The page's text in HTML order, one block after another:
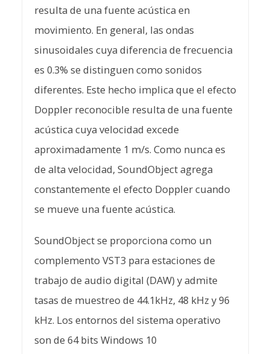
resulta de una fuente acústica en
movimiento. En general, las ondas
sinusoidales cuya diferencia de frecuencia
es 0.3% se distinguen como sonidos
diferentes. Este hecho implica que el efecto
Doppler reconocible resulta de una fuente
acústica cuya velocidad excede
aproximadamente 1 m/s. Como nunca es
de alta velocidad, SoundObject agrega
constantemente el efecto Doppler cuando
se mueve una fuente acústica.
SoundObject se proporciona como un
complemento VST3 para estaciones de
trabajo de audio digital (DAW) y admite
tasas de muestreo de 44.1kHz, 48 kHz y 96
kHz. Los entornos del sistema operativo
son de 64 bits Windows 10